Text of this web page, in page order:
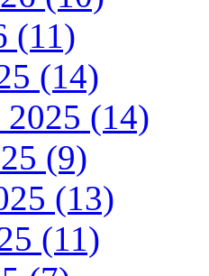
(11)
(14)
2025 (14)
(9)
(13)
(11)